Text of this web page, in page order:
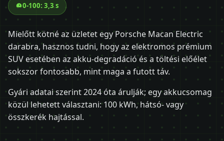
0-100: 3,3 s
Mielőtt kötné az üzletet egy Porsche Macan Electric
darabra, hasznos tudni, hogy az elektromos prémium
SUV esetében az akku-degradáció és a töltési előélet
sokszor fontosabb, mint maga a futott táv.
Gyári adatai szerint 2024 óta árulják; egy akkucsomag
közül lehetett választani: 100 kWh, hátsó- vagy
összkerék hajtással.